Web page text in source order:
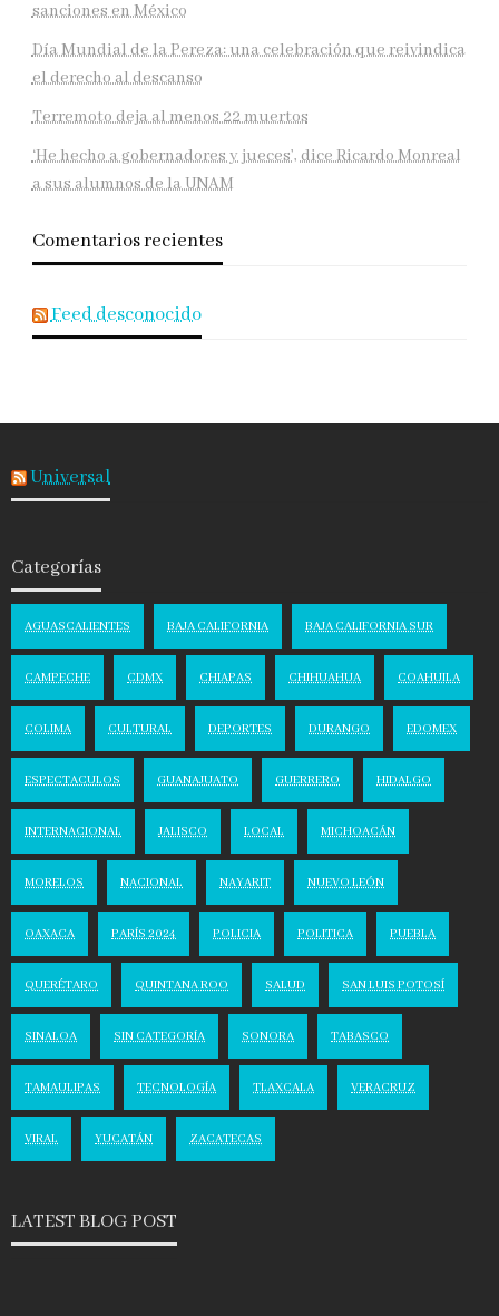
sanciones en México
Día Mundial de la Pereza: una celebración que reivindica
el derecho al descanso
Terremoto deja al menos 22 muertos
‘He hecho a gobernadores y jueces’, dice Ricardo Monreal
a sus alumnos de la UNAM
Comentarios recientes
Feed desconocido
Universal
Categorías
AGUASCALIENTES BAJA CALIFORNIA BAJA CALIFORNIA SUR
CAMPECHE CDMX CHIAPAS CHIHUAHUA COAHUILA
COLIMA CULTURAL DEPORTES DURANGO EDOMEX
ESPECTACULOS GUANAJUATO GUERRERO HIDALGO
INTERNACIONAL JALISCO LOCAL MICHOACÁN
MORELOS NACIONAL NAYARIT NUEVO LEÓN
OAXACA PARÍS 2024 POLICIA POLITICA PUEBLA
QUERÉTARO QUINTANA ROO SALUD SAN LUIS POTOSÍ
SINALOA SIN CATEGORÍA SONORA TABASCO
TAMAULIPAS TECNOLOGÍA TLAXCALA VERACRUZ
VIRAL YUCATÁN ZACATECAS
LATEST BLOG POST